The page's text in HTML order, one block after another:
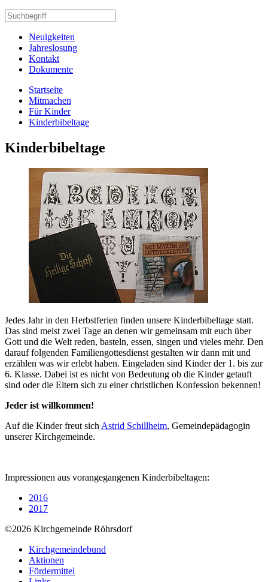
Neuigkeiten
Jahreslosung
Kontakt
Dokumente
Startseite
Mitmachen
Für Kinder
Kinderbibeltage
Kinderbibeltage
Jedes Jahr in den Herbstferien finden unsere Kinderbibeltage statt.
Das sind meist zwei Tage an denen wir gemeinsam mit euch über
Gott und die Welt reden, basteln, essen, singen und vieles mehr. Den
darauf folgenden Familiengottesdienst gestalten wir dann mit und
erzählen was wir erlebt haben. Eingeladen sind Kinder der 1. bis zur
6. Klasse. Dabei ist es nicht von Bedeutung ob die Kinder getauft
sind oder die Eltern sich zu einer christlichen Konfession bekennen!
Jeder ist willkommen!
Auf die Kinder freut sich Astrid Schillheim, Gemeindepädagogin
unserer Kirchgemeinde.
Impressionen aus vorangegangenen Kinderbibeltagen:
2016
2017
©2026 Kirchgemeinde Röhrsdorf
Kirchgemeindebund
Aktionen
Fördermittel